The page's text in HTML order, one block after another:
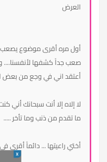
العرض
أول مره أقرى موضوع يصعب
صعب جداً كشفها لأنفسنا....
أعتقد اني في وجع من بعض
لا إلاه إلا أنت سبحانك أني
ما تقدم من ذنب وما تأخر .....
أختي راعيتها ... دائماً
X